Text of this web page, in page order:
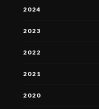
2024
2023
2022
2021
2020